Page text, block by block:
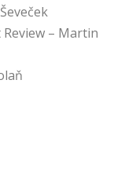
Review – Martin